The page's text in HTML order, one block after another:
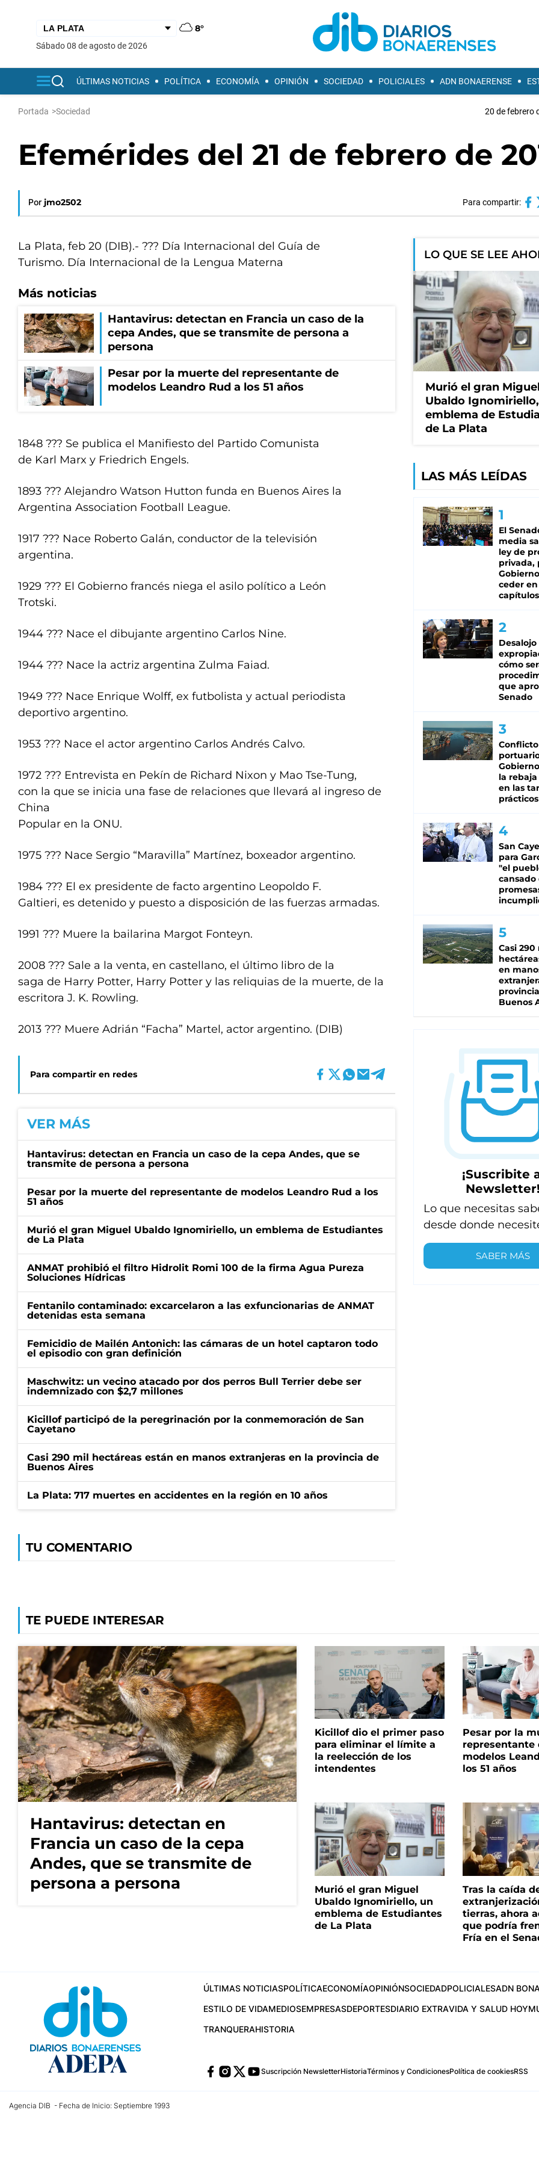
8°
sábado 08 de agosto de 2026
ÚLTIMAS NOTICIAS POLÍTICA ECONOMÍA OPINIÓN SOCIEDAD POLICIALES ADN BONAERENSE
Portada >Sociedad 20 de febrero
Efemérides del 21 de febrero de
Por jmo2502 Para compartir:
La Plata, feb 20 (DIB).- ??? Día Internacional del Guía de
Turismo. Día Internacional de la Lengua Materna
Más noticias
Hantavirus: detectan en Francia un caso de la
cepa Andes, que se transmite de persona a
persona
Pesar por la muerte del representante de
modelos Leandro Rud a los 51 años
1848 ??? Se publica el Manifiesto del Partido Comunista
de Karl Marx y Friedrich Engels.
1893 ??? Alejandro Watson Hutton funda en Buenos Aires la
Argentina Association Football League.
1917 ??? Nace Roberto Galán, conductor de la televisión
argentina.
1929 ??? El Gobierno francés niega el asilo político a León
Trotski.
1944 ??? Nace el dibujante argentino Carlos Nine.
1944 ??? Nace la actriz argentina Zulma Faiad.
1949 ??? Nace Enrique Wolff, ex futbolista y actual periodista
deportivo argentino.
1953 ??? Nace el actor argentino Carlos Andrés Calvo.
1972 ??? Entrevista en Pekín de Richard Nixon y Mao Tse-Tung,
con la que se inicia una fase de relaciones que llevará al ingreso de
China
Popular en la ONU.
1975 ??? Nace Sergio “Maravilla” Martínez, boxeador argentino.
1984 ??? El ex presidente de facto argentino Leopoldo F.
Galtieri, es detenido y puesto a disposición de las fuerzas armadas.
1991 ??? Muere la bailarina Margot Fonteyn.
2008 ??? Sale a la venta, en castellano, el último libro de la
saga de Harry Potter, Harry Potter y las reliquias de la muerte, de la
escritora J. K. Rowling.
2013 ??? Muere Adrián “Facha” Martel, actor argentino. (DIB)
Para compartir en redes
VER MÁS
Hantavirus: detectan en Francia un caso de la cepa Andes, que se
transmite de persona a persona
Pesar por la muerte del representante de modelos Leandro Rud a los
51 años
Murió el gran Miguel Ubaldo Ignomiriello, un emblema de Estudiantes
de La Plata
ANMAT prohibió el filtro Hidrolit Romi 100 de la firma Agua Pureza
Soluciones Hídricas
Fentanilo contaminado: excarcelaron a las exfuncionarias de ANMAT
detenidas esta semana
Femicidio de Mailén Antonich: las cámaras de un hotel captaron todo
el episodio con gran definición
Maschwitz: un vecino atacado por dos perros Bull Terrier debe ser
indemnizado con $2,7 millones
Kicillof participó de la peregrinación por la conmemoración de San
Cayetano
Casi 290 mil hectáreas están en manos extranjeras en la provincia de
Buenos Aires
La Plata: 717 muertes en accidentes en la región en 10 años
TU COMENTARIO
LO QUE SE LEE
Murió el gran Miguel
Ubaldo
emblema de
de La Plata
LAS MÁS LEÍDAS
El
media
ley de
privada,
ceder
capítulos
cómo
que
Senado
Conflicto
la rebaja
en las
prácticos
San
para
"el
cansado
Casi 290
en
Buenos
¡Suscribite
Newsletter!
Lo que necesitas
desde donde
SABER MÁS
TE PUEDE INTERESAR
Hantavirus: detectan en
Francia un caso de la cepa
Andes, que se transmite de
persona a persona
Kicillof dio el primer paso
para eliminar el límite a
la reelección de los
intendentes
Pesar por la
representante
modelos
los 51 años
Murió el gran Miguel
Ubaldo Ignomiriello, un
emblema de Estudiantes
de La Plata
Tras la caída
tierras, ahora
que podría
Fría en el
ÚLTIMAS NOTICIASPOLÍTICAECONOMÍAOPINIÓNSOCIEDADPOLICIALESADN
ESTILO DE VIDAMEDIOSEMPRESASDEPORTESDIARIO EXTRAVIDA Y SALUD HOY
TRANQUERAHISTORIA
Suscripción NewsletterHistoriaTérminos y CondicionesPolítica de cookiesRSS
Agencia DIB - Fecha de Inicio: Septiembre 1993